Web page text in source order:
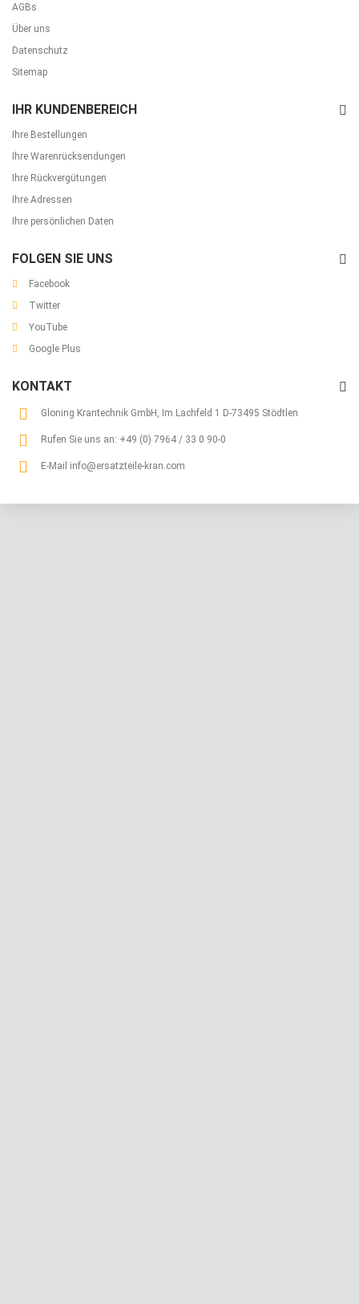
AGBs
Über uns
Datenschutz
Sitemap
IHR KUNDENBEREICH
Ihre Bestellungen
Ihre Warenrücksendungen
Ihre Rückvergütungen
Ihre Adressen
Ihre persönlichen Daten
FOLGEN SIE UNS
Facebook
Twitter
YouTube
Google Plus
KONTAKT
Gloning Krantechnik GmbH, Im Lachfeld 1 D-73495 Stödtlen
Rufen Sie uns an: +49 (0) 7964 / 33 0 90-0
E-Mail info@ersatzteile-kran.com